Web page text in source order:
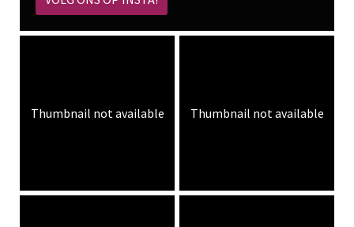
Thumbnail not available Thumbnail not available